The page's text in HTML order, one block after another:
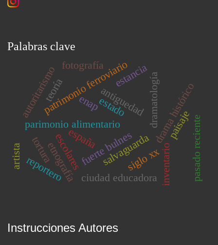
Palabras clave
escolares
parimonio alimentario
patrimonio ferroviario dramatología
drama histórico
fuerte bulnes
salvaguarda
antiguedad
inventario
estado
autoritarismo fotografía
siglo xx
españa
etnografía
paisajepasado reciente
ciudad educadora
enap
reportero
tortura
teoría
estancia
artista
Instrucciones Autores